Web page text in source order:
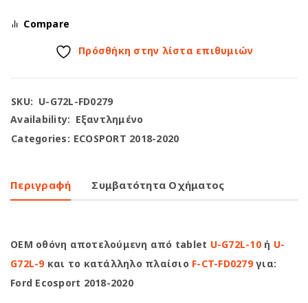
Compare
Πρόσθήκη στην λίστα επιθυμιών
SKU: U-G72L-FD0279
Availability: Εξαντλημένο
Categories: ECOSPORT 2018-2020
Περιγραφή Συμβατότητα Οχήματος
OEM οθόνη αποτελούμενη από tablet U-G72L-10ή U-
G72L-9και το κατάλληλο πλαίσιο F-CT-FD0279για:
Ford Ecosport 2018-2020